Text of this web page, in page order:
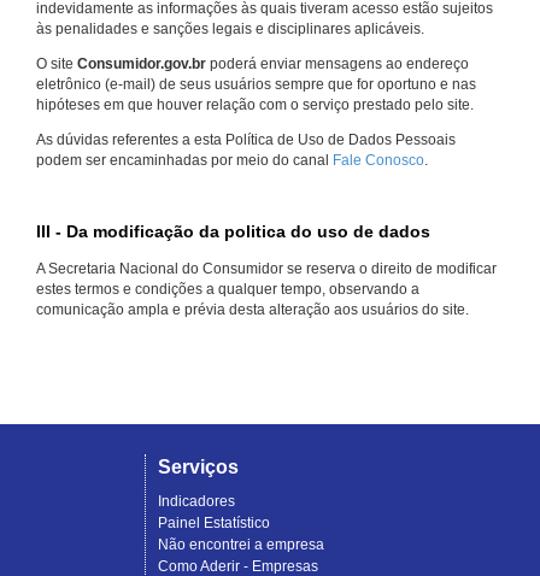
indevidamente as informações às quais tiveram acesso estão sujeitos
às penalidades e sanções legais e disciplinares aplicáveis.
O site Consumidor.gov.br poderá enviar mensagens ao endereço
eletrônico (e-mail) de seus usuários sempre que for oportuno e nas
hipóteses em que houver relação com o serviço prestado pelo site.
As dúvidas referentes a esta Política de Uso de Dados Pessoais
podem ser encaminhadas por meio do canal Fale Conosco.
III - Da modificação da politica do uso de dados
A Secretaria Nacional do Consumidor se reserva o direito de modificar
estes termos e condições a qualquer tempo, observando a
comunicação ampla e prévia desta alteração aos usuários do site.
Serviços
Indicadores
Painel Estatístico
Não encontrei a empresa
Como Aderir - Empresas